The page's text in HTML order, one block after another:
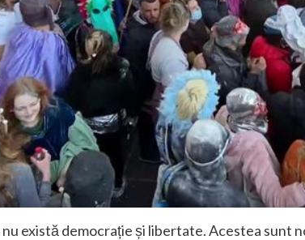
există democrație și libertate. Acestea sunt